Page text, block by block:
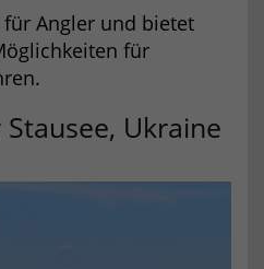
Angler und bietet
für
Ukraine